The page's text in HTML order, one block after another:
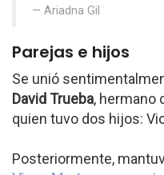
Ariadna Gil
Parejas e hijos
Se unió
David Trueba, hermano
quien tuvo dos hijos:
Posteriormente,